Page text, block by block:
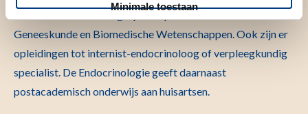
Minimale toestaan
De sectie Endocrinologie participeert actief in de studie
Geneeskunde en Biomedische Wetenschappen. Ook zijn er
opleidingen tot internist-endocrinoloog of verpleegkundig
specialist. De Endocrinologie geeft daarnaast
postacademisch onderwijs aan huisartsen.